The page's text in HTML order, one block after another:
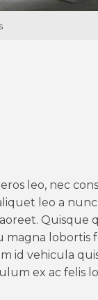
aux
leo, nec
leo a
Quisque
magna lobortis
id vehicula
ex ac felis